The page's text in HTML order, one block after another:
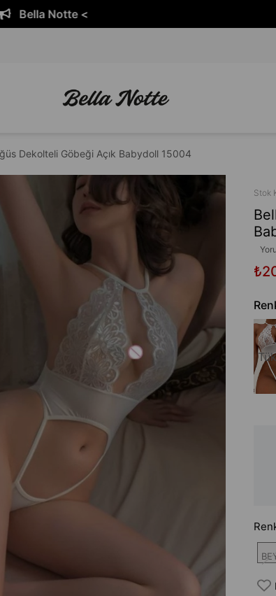
Dekolteli Göbeği Açık Babydoll 15004
Stok